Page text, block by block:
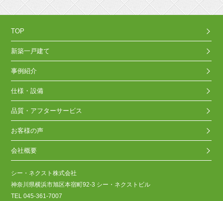
TOP
新築一戸建て
事例紹介
仕様・設備
品質・アフターサービス
お客様の声
会社概要
シー・ネクスト株式会社
神奈川県横浜市旭区本宿町92-3 シー・ネクストビル
TEL 045-361-7007